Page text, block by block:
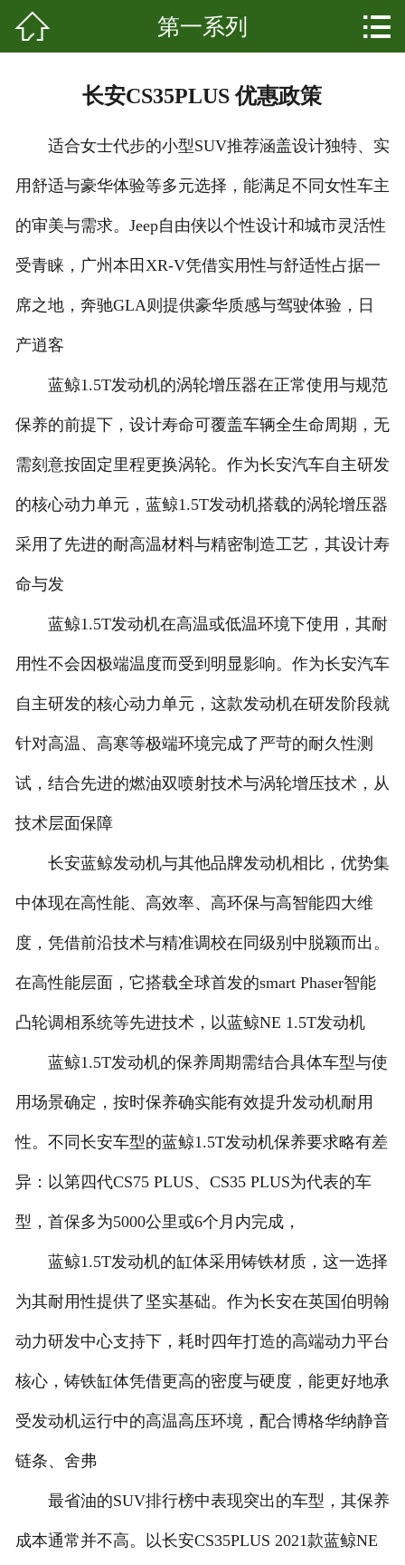
发展起源
客户留言
人才招聘
 第一系列 
长安CS35PLUS 优惠政策
适合女士代步的小型SUV推荐涵盖设计独特、实
用舒适与豪华体验等多元选择，能满足不同女性车主
的审美与需求。Jeep自由侠以个性设计和城市灵活性
受青睐，广州本田XR-V凭借实用性与舒适性占据一
席之地，奔驰GLA则提供豪华质感与驾驶体验，日
产逍客
蓝鲸1.5T发动机的涡轮增压器在正常使用与规范
保养的前提下，设计寿命可覆盖车辆全生命周期，无
需刻意按固定里程更换涡轮。作为长安汽车自主研发
的核心动力单元，蓝鲸1.5T发动机搭载的涡轮增压器
采用了先进的耐高温材料与精密制造工艺，其设计寿
命与发
蓝鲸1.5T发动机在高温或低温环境下使用，其耐
用性不会因极端温度而受到明显影响。作为长安汽车
自主研发的核心动力单元，这款发动机在研发阶段就
针对高温、高寒等极端环境完成了严苛的耐久性测
试，结合先进的燃油双喷射技术与涡轮增压技术，从
技术层面保障
长安蓝鲸发动机与其他品牌发动机相比，优势集
中体现在高性能、高效率、高环保与高智能四大维
度，凭借前沿技术与精准调校在同级别中脱颖而出。
在高性能层面，它搭载全球首发的smart Phaser智能
凸轮调相系统等先进技术，以蓝鲸NE 1.5T发动机
蓝鲸1.5T发动机的保养周期需结合具体车型与使
用场景确定，按时保养确实能有效提升发动机耐用
性。不同长安车型的蓝鲸1.5T发动机保养要求略有差
异：以第四代CS75 PLUS、CS35 PLUS为代表的车
型，首保多为5000公里或6个月内完成，
蓝鲸1.5T发动机的缸体采用铸铁材质，这一选择
为其耐用性提供了坚实基础。作为长安在英国伯明翰
动力研发中心支持下，耗时四年打造的高端动力平台
核心，铸铁缸体凭借更高的密度与硬度，能更好地承
受发动机运行中的高温高压环境，配合博格华纳静音
链条、舍弗
最省油的SUV排行榜中表现突出的车型，其保养
成本通常并不高。以长安CS35PLUS 2021款蓝鲸NE